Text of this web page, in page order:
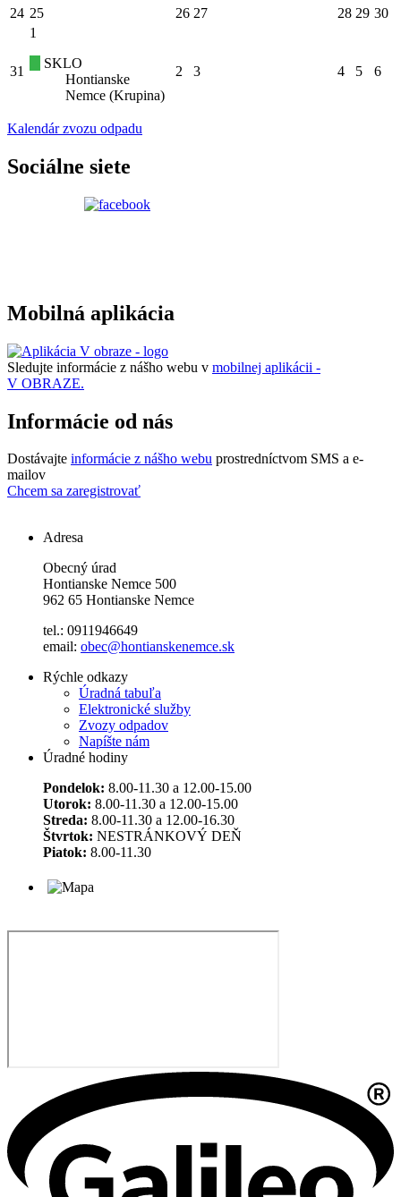
24 25 26 27 28 29 30
31
1
SKLO
Hontianske
Nemce (Krupina)
2 3 4 5 6
Kalendár zvozu odpadu
Sociálne siete
Mobilná aplikácia
Sledujte informácie z nášho webu v mobilnej aplikácii -
V OBRAZE.
Informácie od nás
Dostávajte informácie z nášho webu prostredníctvom SMS a e-
mailov
Chcem sa zaregistrovať
Adresa
Obecný úrad
Hontianske Nemce 500
962 65 Hontianske Nemce
tel.: 0911946649
email: obec@hontianskenemce.sk
Rýchle odkazy
Úradná tabuľa
Elektronické služby
Zvozy odpadov
Napíšte nám
Úradné hodiny
Pondelok: 8.00-11.30 a 12.00-15.00
Utorok: 8.00-11.30 a 12.00-15.00
Streda: 8.00-11.30 a 12.00-16.30
Štvrtok: NESTRÁNKOVÝ DEŇ
Piatok: 8.00-11.30